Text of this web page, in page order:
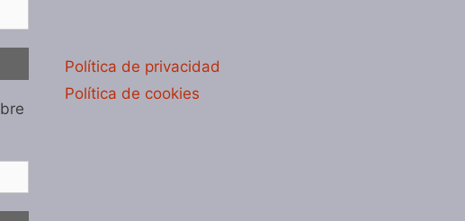
Política de privacidad
Política de cookies